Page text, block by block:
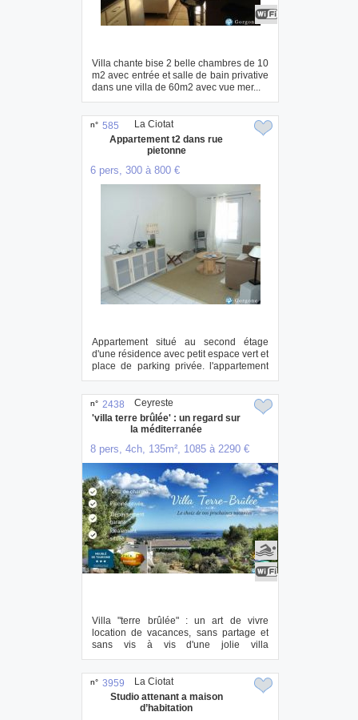
Villa chante bise 2 belle chambres de 10
m2 avec entrée et salle de bain privative
dans une villa de 60m2 avec vue mer...
n° 585
Appartement t2 dans rue
pietonne
6 pers, 300 à 800 €
Appartement situé au second étage
d'une résidence avec petit espace vert et
place de parking privée. l'appartement
est ...
La Ciotat
n° 2438
'villa terre brûlée' : un regard sur
la méditerranée
8 pers, 4ch, 135m², 1085 à 2290 €
Villa "terre brûlée" : un art de vivre
location de vacances, sans partage et
sans vis à vis d'une jolie villa
provençal...
Ceyreste
n° 3959
Studio attenant a maison
d’habitation
La Ciotat